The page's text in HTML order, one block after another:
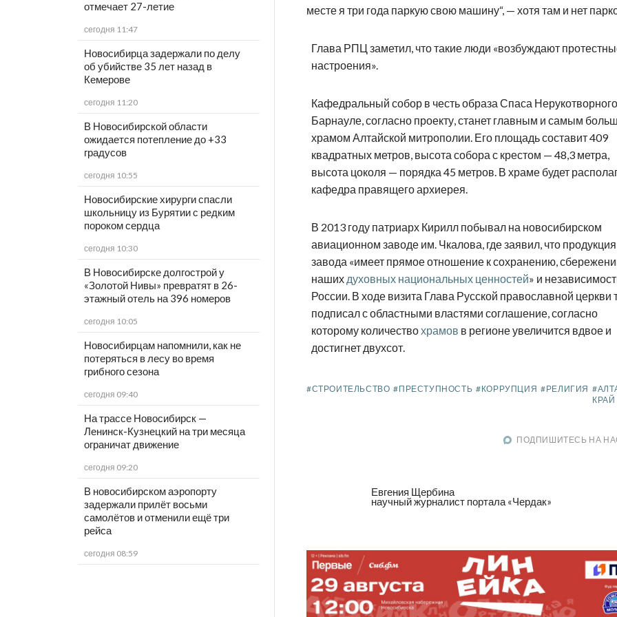
отмечает 27-летие
сегодня 11:47
Новосибирца задержали по делу
об убийстве 35 лет назад в
Кемерове
сегодня 11:20
В Новосибирской области
ожидается потепление до +33
градусов
сегодня 10:55
Новосибирские хирурги спасли
школьницу из Бурятии с редким
пороком сердца
сегодня 10:30
В Новосибирске долгострой у
«Золотой Нивы» превратят в 26-
этажный отель на 396 номеров
сегодня 10:05
Новосибирцам напомнили, как не
потеряться в лесу во время
грибного сезона
сегодня 09:40
На трассе Новосибирск —
Ленинск-Кузнецкий на три месяца
ограничат движение
сегодня 09:20
В новосибирском аэропорту
задержали прилёт восьми
самолётов и отменили ещё три
рейса
сегодня 08:59
месте я три года паркую свою машину“, — хотя там и нет
Глава РПЦ заметил, что такие люди «возбуждают
настроения».
Кафедральный собор в честь образа Спаса
Барнауле, согласно проекту, станет главным и самым
храмом Алтайской митрополии. Его площадь составит 409
квадратных метров, высота собора с крестом — 48,3 метра,
высота цоколя — порядка 45 метров. В храме будет
кафедра правящего архиерея.
В 2013 году патриарх Кирилл побывал на новосибирском
авиационном заводе им. Чкалова, где заявил, что продукция
завода «имеет прямое отношение к сохранению,
наших духовных национальных ценностей» и
России. В ходе визита Глава Русской православной церкви
подписал с областными властями соглашение, согласно
которому количествохрамов в регионе увеличится вдвое и
достигнет двухсот.
#СТРОИТЕЛЬСТВО #ПРЕСТУПНОСТЬ #КОРРУПЦИЯ #РЕЛИГИЯ
КРАЙ
ПОДПИШИТЕСЬ НА
Евгения Щербина
научный журналист портала «Чердак»